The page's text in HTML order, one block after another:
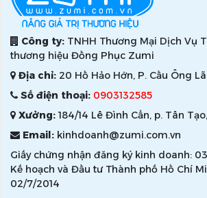
Công ty: TNHH Thương Mại Dịch Vụ
thương hiệu Đồng Phục Zumi
Địa chỉ: 20 Hồ Hảo Hớn, P. Cầu Ông
Số điện thoại: 0903132585
Xưởng:184/14 Lê Đình Cẩn, p. Tân
Email: kinhdoanh@zumi.com.vn
Giấy chứng nhận đăng ký kinh doanh:
Kế hoạch và Đầu tư Thành phố Hồ Chí
02/7/2014